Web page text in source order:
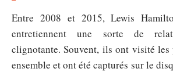
Entre 2008 et 2015, Lewis
entretiennent une sorte de
clignotante. Souvent, ils ont visité les
ensemble et ont été capturés sur le